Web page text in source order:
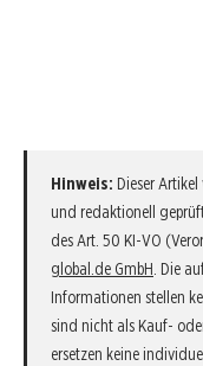
Hinweis: Dieser
und redaktionell
des Art. 50 KI-VO
global.de GmbH . Die
Informationen stellen
sind nicht als Kauf-
ersetzen keine